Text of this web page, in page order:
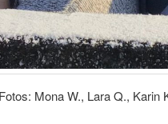
Mona W., Lara Q., Karin